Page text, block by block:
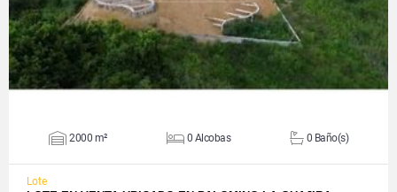
2000 m² 0 Alcobas 0 Baño(s)
Lote